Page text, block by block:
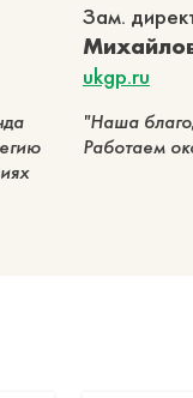
Зам.
ukgp.ru
Наша
Работаем